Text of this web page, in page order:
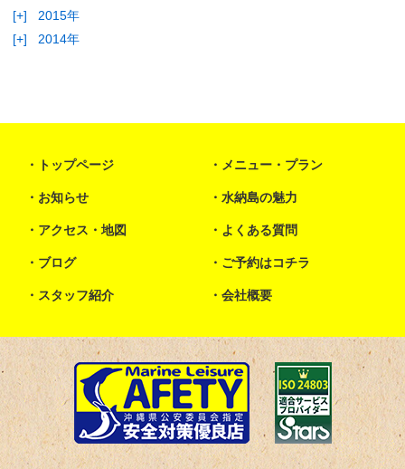
[+]
2015年
[+]
2014年
トップページ メニュー・プラン
お知らせ 水納島の魅力
アクセス・地図 よくある質問
ブログ ご予約はコチラ
スタッフ紹介 会社概要